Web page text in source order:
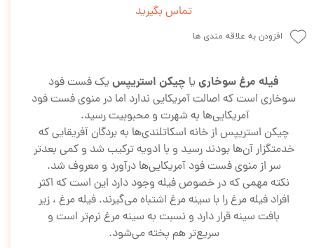
تماس بگیرید
افزودن به علاقه مندی ها
فیله مرغ سوخاری یا چیکن استریپسیک فست فود
سوخاری است که اصالت آمریکایی ندارد اما در منوی فست فود
آمریکایی‌ها به شهرت و محبوبیت رسید.
چیکن استریپس از خانه‌ اسکاتلندی‌ها به بردگان آفریقایی که
خدمتگزار آن‌ها بودند رسید و با ادویه ترکیب شد و کمی بعدتر
سر از منوی فست فود آمریکایی‌ها درآورد و معروف شد.
نکته مهمی که در خصوص فیله وجود دارد این است که اکثر
افراد فیله مرغ را با سینه مرغ اشتباه می‌گیرند. فیله مرغ ، زیر
بافت سینه قرار دارد و نسبت به سینه مرغ نرم‌تر است و
سریع‌تر هم پخته می‌شود.